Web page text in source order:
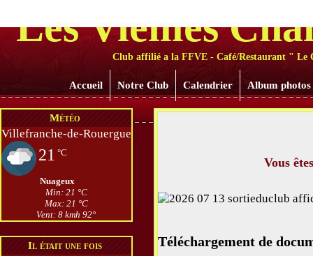
Les Vieilles
Club affilié a la FFVE - Café/Restaurant " Le
Accueil Notre Club Calendrier Album photos
Météo
Villefranche-de-Rouergue
21 °C
Nuageux
Min: 21 °C
Max: 21 °C
Vent: 8 kmh 92°
Il était une fois
Vous
Téléchargement de